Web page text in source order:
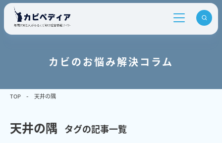
カビのお悩み解決コラム
TOP 天井の隅
天井の隅 タグの記事一覧